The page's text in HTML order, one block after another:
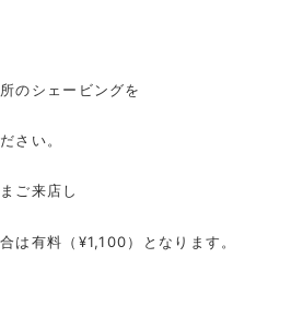
のシェービングを
さい。
ご来店し
は有料（ ¥1,100）となります。